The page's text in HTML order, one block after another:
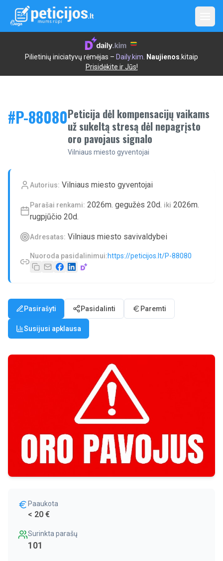
Pilietinių iniciatyvų rėmėjas – Daily.kim Naujienos .kitaip
Prisidėkite ir Jūs!
#P-88080Peticija dėl kompensacijų vaikams
už sukeltą stresą dėl nepagrįsto
oro pavojaus signalo
Vilniaus miesto gyventojai
Autorius: Vilniaus miesto gyventojai
Parašai renkami: 2026m. gegužės 20d. iki 2026m.
rugpjūčio 20d.
Adresatas: Vilniaus miesto savivaldybei
Nuoroda pasidalinimui:https://peticijos.lt/P-88080
Pasirašyti Pasidalinti Paremti
Susijusi apklausa
Paaukota
< 20 €
Surinkta parašų
101